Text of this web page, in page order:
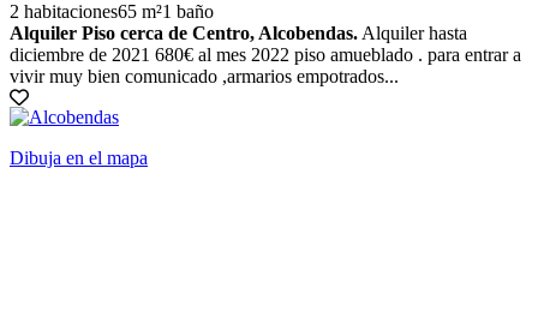
2 habitaciones65 m²1 baño
Alquiler Piso cerca de Centro, Alcobendas. Alquiler hasta
diciembre de 2021 680€ al mes 2022 piso amueblado . para entrar a
vivir muy bien comunicado ,armarios empotrados...
Dibuja en el mapa